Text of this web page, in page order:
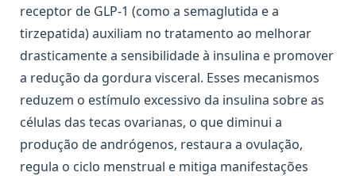
receptor de GLP-1 (como a semaglutida e a
tirzepatida) auxiliam no tratamento ao melhorar
drasticamente a sensibilidade à insulina e promover
a redução da gordura visceral. Esses mecanismos
reduzem o estímulo excessivo da insulina sobre as
células das tecas ovarianas, o que diminui a
produção de andrógenos, restaura a ovulação,
regula o ciclo menstrual e mitiga manifestações